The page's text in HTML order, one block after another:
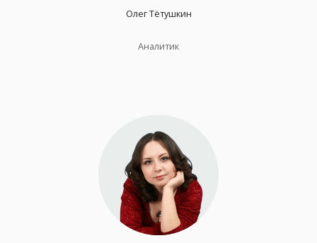
Олег Тётушкин
Аналитик